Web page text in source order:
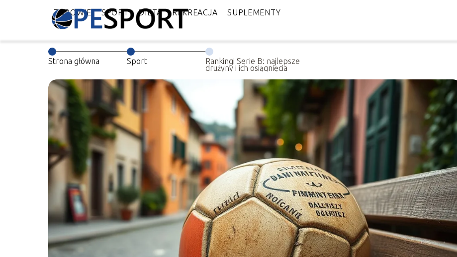
ZDROWIE SPORT DIETA REKREACJA SUPLEMENTY
Strona główna Sport Rankingi Serie B: najlepsze
drużyny i ich osiągnięcia